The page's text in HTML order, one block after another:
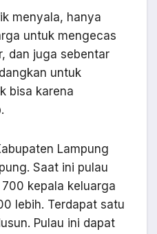
menyala, hanya
untuk mengecas
dan juga sebentar
untuk
bisa karena
Lampung
Saat ini pulau
kepala keluarga
lebih. Terdapat satu
Pulau ini dapat